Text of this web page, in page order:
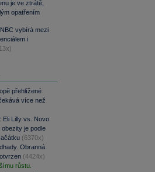
je ve ztrátě,
opatřením
vybírá mezi
i
přehlížené
více než
Eli Lilly vs. Novo
je podle
(6370x)
Obranná
(4424x)
růstu.